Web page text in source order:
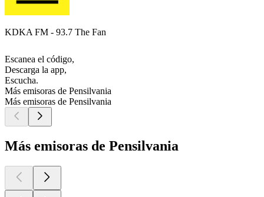
KDKA FM - 93.7 The Fan
Escanea el código,
Descarga la app,
Escucha.
Más emisoras de Pensilvania
Más emisoras de Pensilvania
Más emisoras de Pensilvania